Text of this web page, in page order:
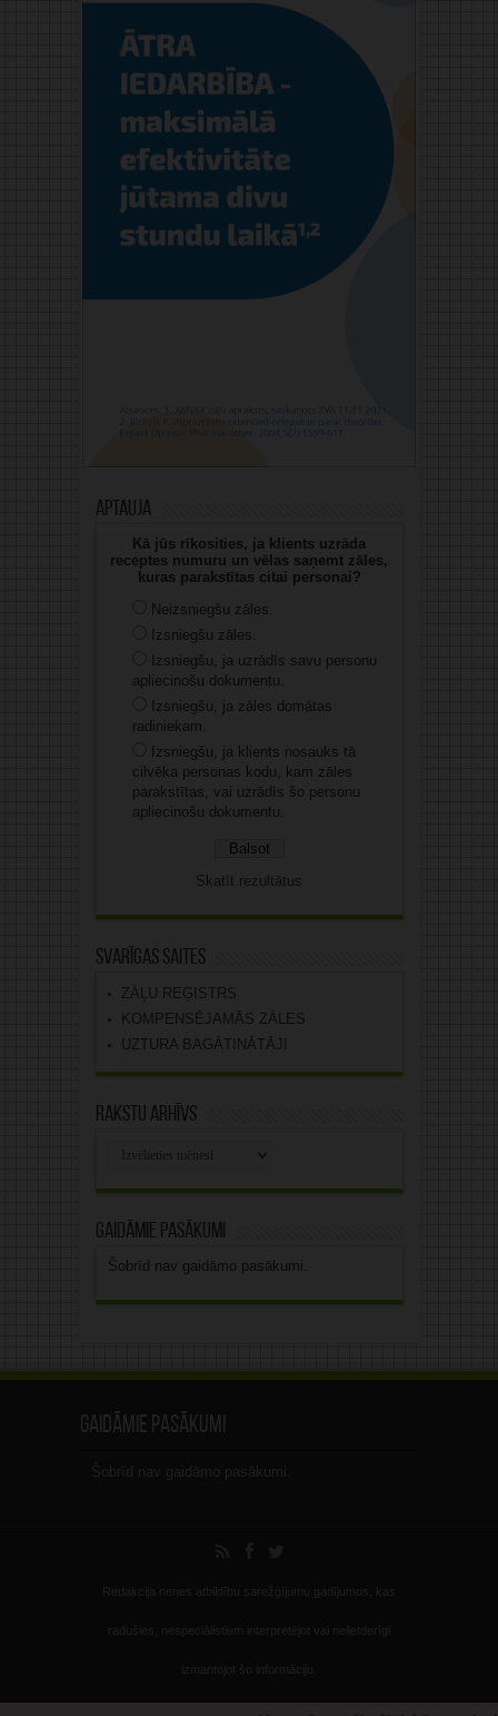
Aptauja
Kā jūs rīkosities, ja klients uzrāda
receptes numuru un vēlas saņemt zāles,
kuras parakstītas citai personai?
Neizsniegšu zāles.
Izsniegšu zāles.
Izsniegšu, ja uzrādīs savu personu
apliecinošu dokumentu.
Izsniegšu, ja zāles domātas
radiniekam.
Izsniegšu, ja klients nosauks tā
cilvēka personas kodu, kam zāles
parakstītas, vai uzrādīs šo personu
apliecinošu dokumentu.
Skatīt rezultātus
Svarīgas saites
ZĀĻU REĢISTRS
KOMPENSĒJAMĀS ZĀLES
UZTURA BAGĀTINĀTĀJI
Rakstu arhīvs
Gaidāmie pasākumi
Šobrīd nav gaidāmo pasākumi.
Gaidāmie pasākumi
Šobrīd nav gaidāmo pasākumi.
Redakcija nenes atbildību sarežģījumu gadījumos, kas